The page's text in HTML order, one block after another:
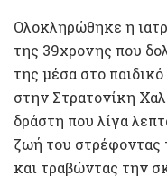
Ολοκληρώθηκε η
της 39χρονης που
της μέσα στο
στην Στρατονίκη
δράστη που λίγα
ζωή του στρέφοντας
και τραβώντας την